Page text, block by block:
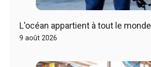
L'océan appartient à tout le monde
9 août 2026